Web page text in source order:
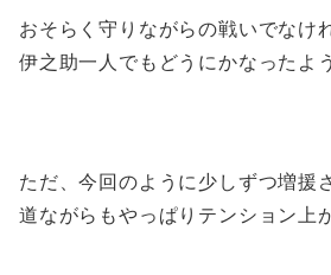
おそらく守りながらの戦いでなけ
伊之助一人でもどうにかなったよ
ただ、今回のように少しずつ増援
道ながらもやっぱりテンション上